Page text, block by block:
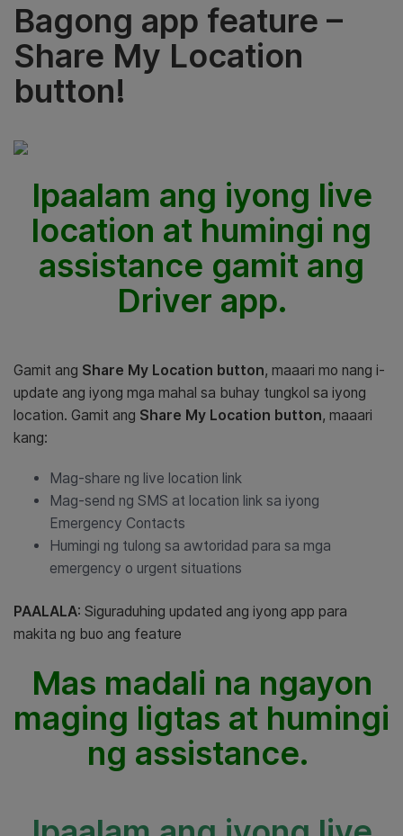
Bagong app feature –
Share My Location
button!
Ipaalam ang iyong live
location at humingi ng
assistance gamit ang
Driver app.
Gamit ang Share My Location button, maaari mo nang i-
update ang iyong mga mahal sa buhay tungkol sa iyong
location. Gamit ang Share My Location button, maaari
kang:
Mag-share ng live location link
Mag-send ng SMS at location link sa iyong
Emergency Contacts
Humingi ng tulong sa awtoridad para sa mga
emergency o urgent situations
PAALALA: Siguraduhing updated ang iyong app para
makita ng buo ang feature
Mas madali na ngayon
maging ligtas at humingi
ng assistance.